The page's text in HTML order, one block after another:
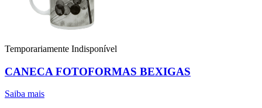
Temporariamente Indisponível
CANECA FOTOFORMAS BEXIGAS
Saiba mais